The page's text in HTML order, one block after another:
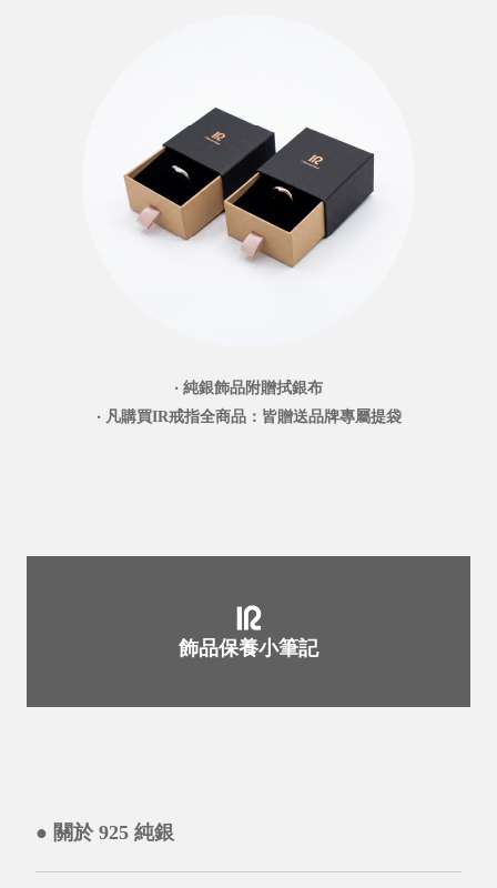
‧ 純銀飾品附贈拭銀布
‧ 凡購買IR戒指全商品：皆贈送品牌專屬提袋
飾品保養小筆記
● 關於 925 純銀